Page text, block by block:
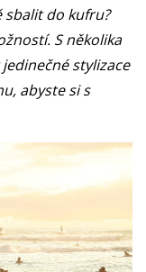
sbalit do kufru?
S několika
stylizace
abyste si s